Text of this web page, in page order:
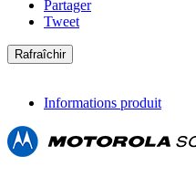
Partager
Tweet
Informations produit